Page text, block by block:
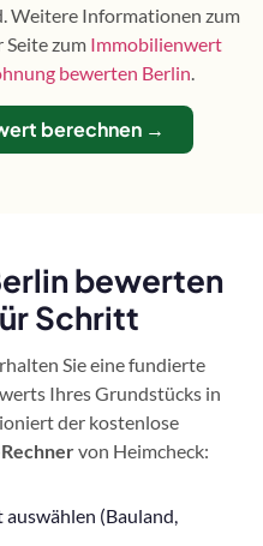
Weitere Informationen zum
Seite zum Immobilienwert
bewerten Berlin.
berechnen →
bewerten
Schritt
Sie eine fundierte
Ihres Grundstücks in
der kostenlose
von Heimcheck:
(Bauland,